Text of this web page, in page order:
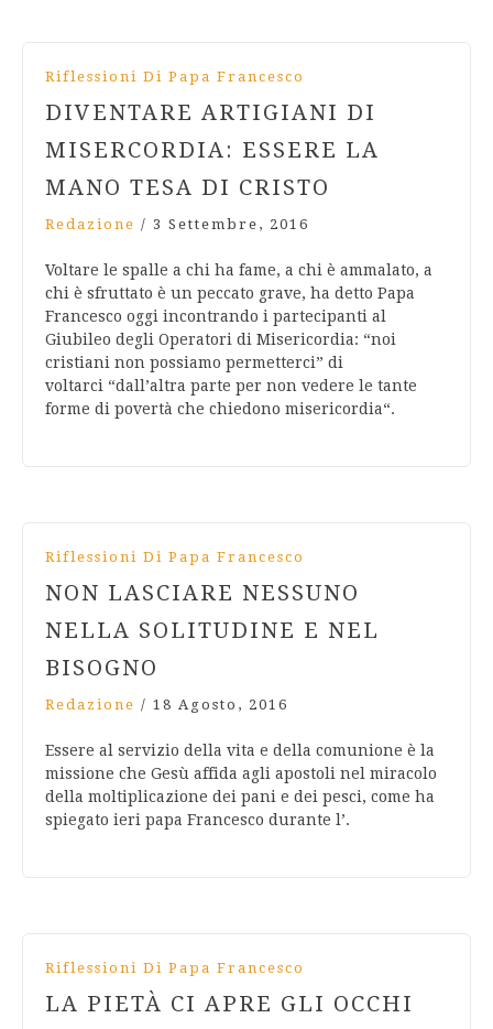
Riflessioni Di Papa Francesco
DIVENTARE ARTIGIANI DI
MISERCORDIA: ESSERE LA
MANO TESA DI CRISTO
Redazione / 3 Settembre, 2016
Voltare le spalle a chi ha fame, a chi è ammalato, a
chi è sfruttato è un peccato grave, ha detto Papa
Francesco oggi incontrando i partecipanti al
Giubileo degli Operatori di Misericordia: “noi
cristiani non possiamo permetterci” di
voltarci “dall’altra parte per non vedere le tante
forme di povertà che chiedono misericordia“.
Riflessioni Di Papa Francesco
NON LASCIARE NESSUNO
NELLA SOLITUDINE E NEL
BISOGNO
Redazione / 18 Agosto, 2016
Essere al servizio della vita e della comunione è la
missione che Gesù affida agli apostoli nel miracolo
della moltiplicazione dei pani e dei pesci, come ha
spiegato ieri papa Francesco durante l’.
Riflessioni Di Papa Francesco
LA PIETÀ CI APRE GLI OCCHI